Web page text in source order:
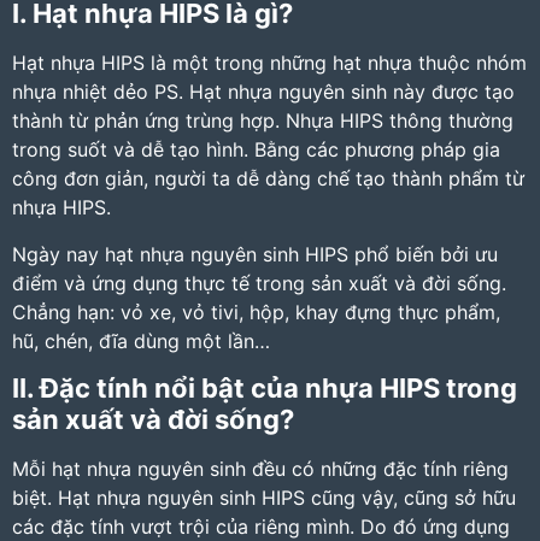
I. Hạt nhựa HIPS là gì?
Hạt nhựa HIPS là một trong những hạt nhựa thuộc nhóm
nhựa nhiệt dẻo PS. Hạt nhựa nguyên sinh này được tạo
thành từ phản ứng trùng hợp. Nhựa HIPS thông thường
trong suốt và dễ tạo hình. Bằng các phương pháp gia
công đơn giản, người ta dễ dàng chế tạo thành phẩm từ
nhựa HIPS.
Ngày nay hạt nhựa nguyên sinh HIPS phổ biến bởi ưu
điểm và ứng dụng thực tế trong sản xuất và đời sống.
Chẳng hạn: vỏ xe, vỏ tivi, hộp, khay đựng thực phẩm,
hũ, chén, đĩa dùng một lần…
II. Đặc tính nổi bật của nhựa HIPS trong
sản xuất và đời sống?
Mỗi hạt nhựa nguyên sinh đều có những đặc tính riêng
biệt. Hạt nhựa nguyên sinh HIPS cũng vậy, cũng sở hữu
các đặc tính vượt trội của riêng mình. Do đó ứng dụng